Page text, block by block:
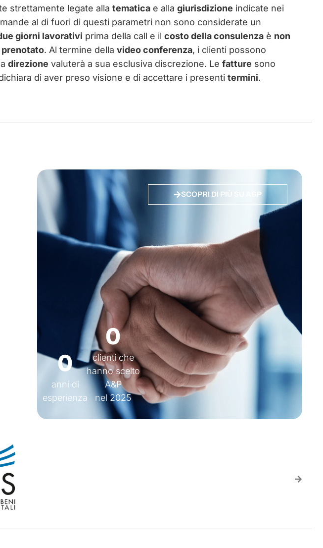
strettamente legate alla tematica e alla giurisdizione indicate nei
al di fuori di questi parametri non sono considerate un
giorni lavorativi prima della call e il costo della consulenza è non
. Al termine della video conferenza, i clienti possono
direzione valuterà a sua esclusiva discrezione. Le fatture sono
di aver preso visione e di accettare i presenti termini.
Certificati ISO 27001
anni di
esperienza
0
clienti che
hanno scelto
A&P
nel 2025
0
SCOPRI DI PIÙ SU A&P